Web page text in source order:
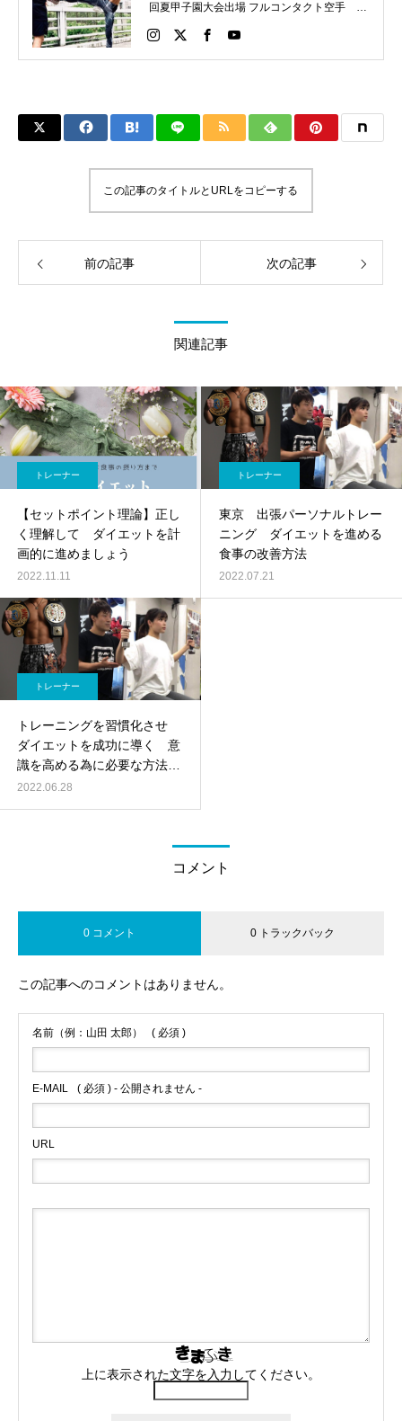
回夏甲子園大会出場 フルコンタクト空手 日
パーライト級新人王 FOKウェルター級王者
WMCライト級日本王者 トレーニング依頼は
この記事のタイトルとURLをコピーする
前の記事 次の記事
関連記事
トレーナー
【セットポイント理論】正し
く理解して ダイエットを計
画的に進めましょう
2022.11.11
トレーナー
東京 出張パーソナルトレー
ニング ダイエットを進める
食事の改善方法
2022.07.21
トレーナー
トレーニングを習慣化させ
ダイエットを成功に導く 意
識を高める為に必要な方法と
は？
2022.06.28
コメント
0 コメント 0 トラックバック
この記事へのコメントはありません。
名前（例：山田 太郎） ( 必須 )
E-MAIL ( 必須 ) - 公開されません -
URL
上に表示された文字を入力してください。